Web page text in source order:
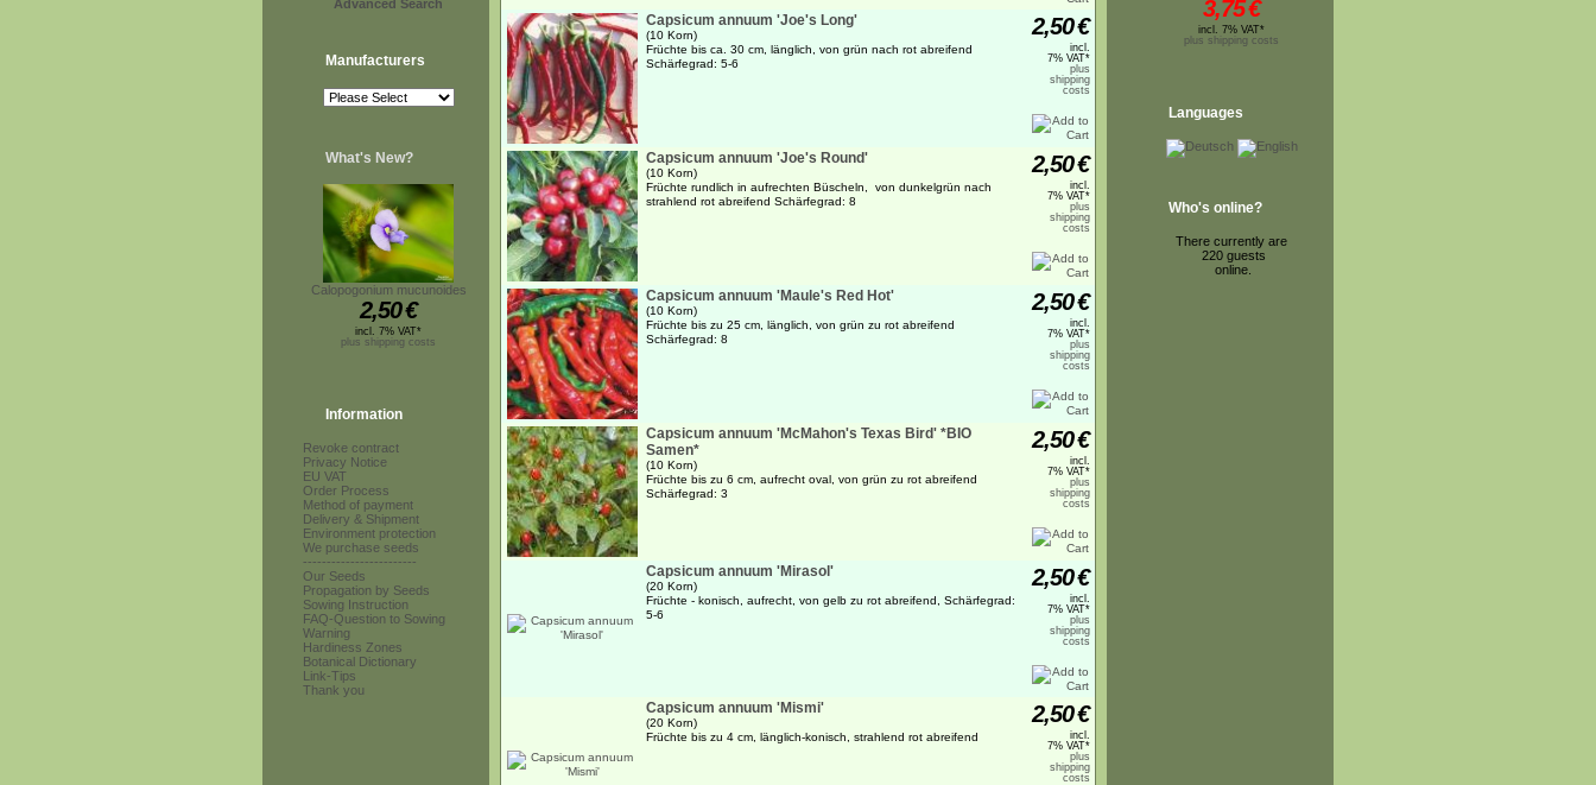
Advanced Search
Manufacturers
What's New?
Calopogonium mucunoides
2,50€
incl. 7% VAT*
plus shipping costs
Information
Revoke contract
Privacy Notice
EU VAT
Order Process
Method of payment
Delivery & Shipment
Environment protection
We purchase seeds
------------------------
Our Seeds
Propagation by Seeds
Sowing Instruction
FAQ-Question to Sowing
Warning
Hardiness Zones
Botanical Dictionary
Link-Tips
Thank you
Capsicum annuum 'Joe's Long'
(10 Korn)
Früchte bis ca. 30 cm, länglich, von grün nach rot abreifend
Schärfegrad: 5-6
2,50€
incl.
7% VAT*
plus
shipping
costs
Capsicum annuum 'Joe's Round'
(10 Korn)
Früchte rundlich in aufrechten Büscheln, von dunkelgrün nach
strahlend rot abreifend Schärfegrad: 8
2,50€
incl.
7% VAT*
plus
shipping
costs
Capsicum annuum 'Maule's Red Hot'
(10 Korn)
Früchte bis zu 25 cm, länglich, von grün zu rot abreifend
Schärfegrad: 8
2,50€
incl.
7% VAT*
plus
shipping
costs
Capsicum annuum 'McMahon's Texas Bird' *BIO
Samen*
(10 Korn)
Früchte bis zu 6 cm, aufrecht oval, von grün zu rot abreifend
Schärfegrad: 3
2,50€
incl.
7% VAT*
plus
shipping
costs
Capsicum annuum 'Mirasol'
(20 Korn)
Früchte - konisch, aufrecht, von gelb zu rot abreifend, Schärfegrad:
5-6
2,50€
incl.
7% VAT*
plus
shipping
costs
Capsicum annuum 'Mismi'
(20 Korn)
Früchte bis zu 4 cm, länglich-konisch, strahlend rot abreifend
2,50€
incl.
7% VAT*
plus
shipping
costs
3,75€
incl. 7% VAT*
plus shipping costs
Languages
Who's online?
There currently are
220 guests
online.